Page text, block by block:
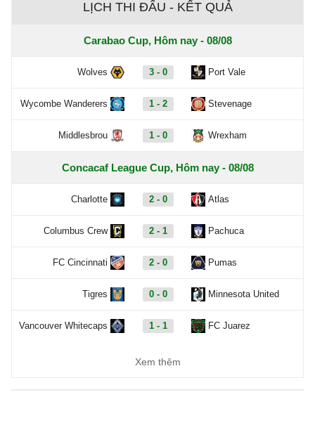
LỊCH THI ĐẤU - KẾT QUẢ
Carabao Cup, Hôm nay - 08/08
Wolves 3 - 0 Port Vale
Wycombe Wanderers 1 - 2 Stevenage
Middlesbrou 1 - 0 Wrexham
Concacaf League Cup, Hôm nay - 08/08
Charlotte 2 - 0 Atlas
Columbus Crew 2 - 1 Pachuca
FC Cincinnati 2 - 0 Pumas
Tigres 0 - 0 Minnesota United
Vancouver Whitecaps 1 - 1 FC Juarez
Carabao Cup, Hôm nay - 08/08
Xem thêm